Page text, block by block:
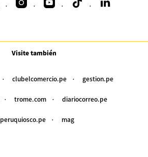
Visite también
clubelcomercio.pe gestion.pe
trome.com diariocorreo.pe
peruquiosco.pe mag